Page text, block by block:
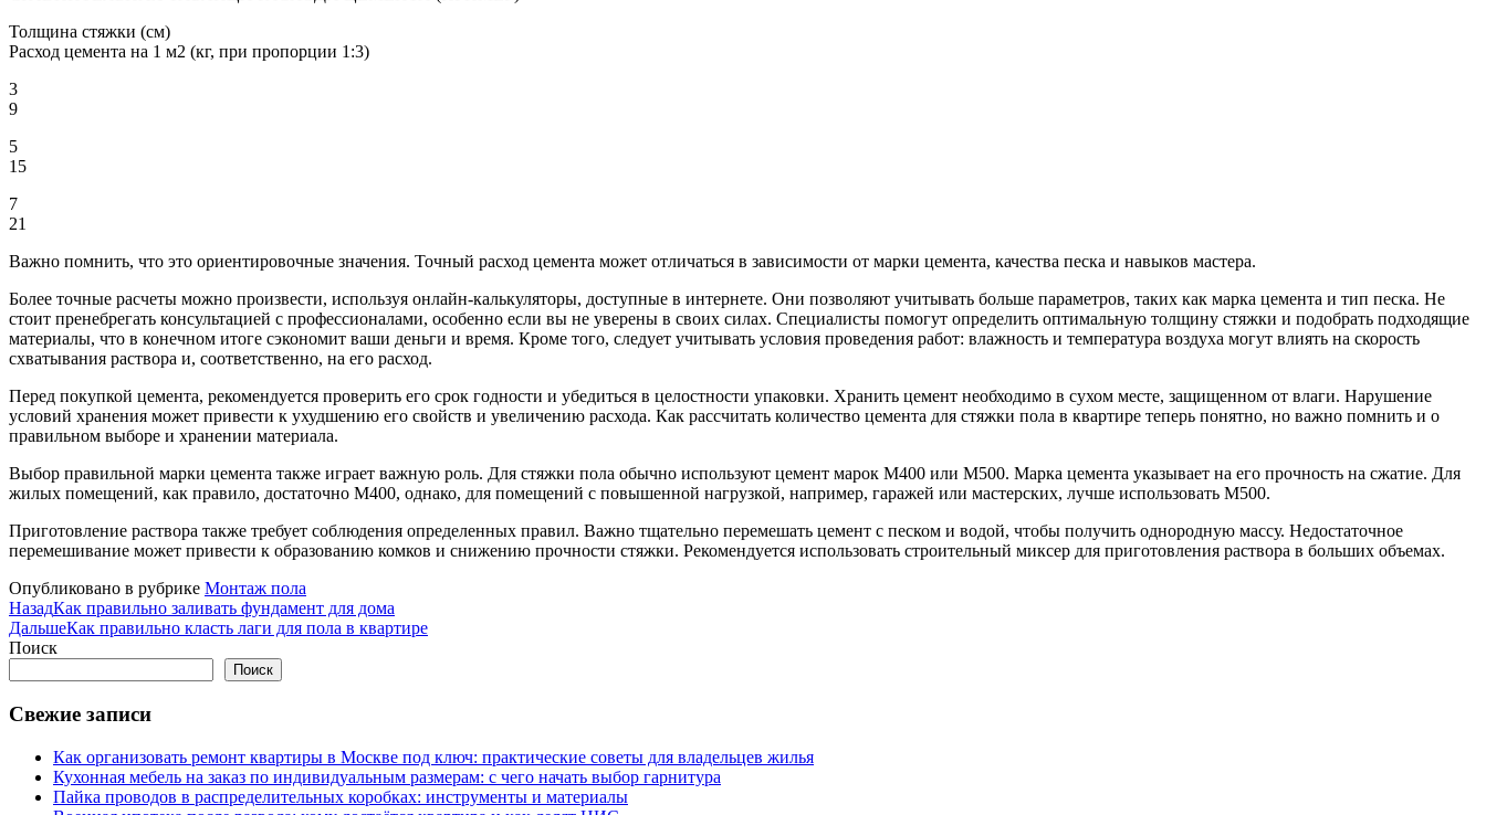
Толщина стяжки (см)
Расход цемента на 1 м2 (кг, при пропорции 1:3)
3
9
5
15
7
21
Важно помнить, что это ориентировочные значения. Точный расход цемента может отличаться в зависимости от марки цемента, качества песка и навыков мастера.
Более точные расчеты можно произвести, используя онлайн-калькуляторы, доступные в интернете. Они позволяют учитывать больше параметров, таких как марка цемента и тип песка. Не
стоит пренебрегать консультацией с профессионалами, особенно если вы не уверены в своих силах. Специалисты помогут определить оптимальную толщину стяжки и подобрать подходящие
материалы, что в конечном итоге сэкономит ваши деньги и время. Кроме того, следует учитывать условия проведения работ: влажность и температура воздуха могут влиять на скорость
схватывания раствора и, соответственно, на его расход.
Перед покупкой цемента, рекомендуется проверить его срок годности и убедиться в целостности упаковки. Хранить цемент необходимо в сухом месте, защищенном от влаги. Нарушение
условий хранения может привести к ухудшению его свойств и увеличению расхода. Как рассчитать количество цемента для стяжки пола в квартире теперь понятно, но важно помнить и о
правильном выборе и хранении материала.
Выбор правильной марки цемента также играет важную роль. Для стяжки пола обычно используют цемент марок М400 или М500. Марка цемента указывает на его прочность на сжатие. Для
жилых помещений, как правило, достаточно М400, однако, для помещений с повышенной нагрузкой, например, гаражей или мастерских, лучше использовать М500.
Приготовление раствора также требует соблюдения определенных правил. Важно тщательно перемешать цемент с песком и водой, чтобы получить однородную массу. Недостаточное
перемешивание может привести к образованию комков и снижению прочности стяжки. Рекомендуется использовать строительный миксер для приготовления раствора в больших объемах.
Опубликовано в рубрике Монтаж пола
НазадКак правильно заливать фундамент для дома
ДальшеКак правильно класть лаги для пола в квартире
Поиск
Поиск
Свежие записи
Как организовать ремонт квартиры в Москве под ключ: практические советы для владельцев жилья
Кухонная мебель на заказ по индивидуальным размерам: с чего начать выбор гарнитура
Пайка проводов в распределительных коробках: инструменты и материалы